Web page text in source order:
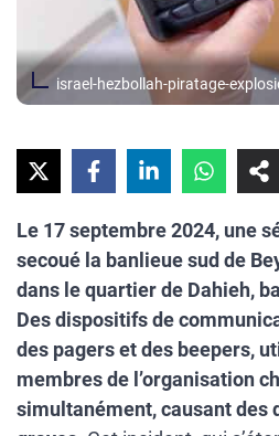
israel-hezbollah-piratage-
Le 17 septembre 2024, une
secoué la banlieue sud de
dans le quartier de Dahieh,
Des dispositifs de
des pagers et des beepers,
membres de l’organisation
simultanément, causant des